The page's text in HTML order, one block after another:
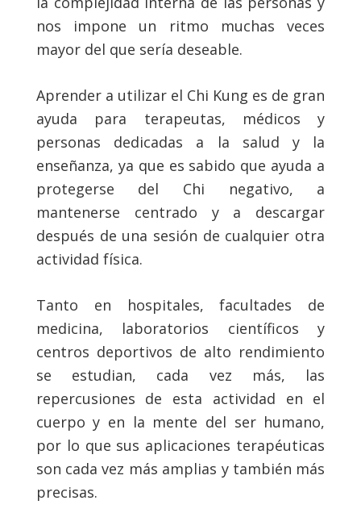
nos impone un ritmo muchas veces
mayor del que sería deseable.
Aprender a utilizar el Chi Kung es de gran
ayuda para terapeutas, médicos y
personas dedicadas a la salud y la
enseñanza, ya que es sabido que ayuda a
protegerse del Chi negativo, a
mantenerse centrado y a descargar
después de una sesión de cualquier otra
actividad física.
Tanto en hospitales, facultades de
medicina, laboratorios científicos y
centros deportivos de alto rendimiento
se estudian, cada vez más, las
repercusiones de esta actividad en el
cuerpo y en la mente del ser humano,
por lo que sus aplicaciones terapéuticas
son cada vez más amplias y también más
precisas.